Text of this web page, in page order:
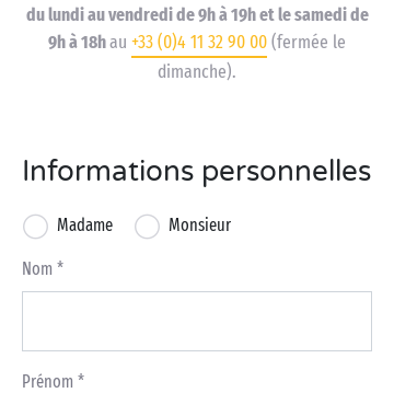
du lundi au vendredi de 9h à 19h et le samedi de
9h à 18hau +33 (0)4 11 32 90 00(fermée le
dimanche).
Informations personnelles
Madame Monsieur
Nom
Prénom